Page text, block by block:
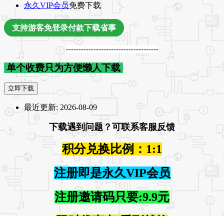
永久VIP会员免费下载
支持游客免登录付款下载省事
-------------------------------------
单个收费只为方便懒人下载
立即下载
最近更新: 2026-08-09
下载遇到问题？可联系客服反馈
积分兑换比例：1:1
注册即是永久VIP会员
注册邀请码只要:9.9元